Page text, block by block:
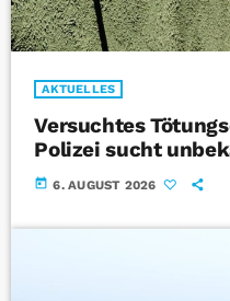
AKTUELLES
Versuchtes
Polizei sucht
today 6. AUGUST 2026